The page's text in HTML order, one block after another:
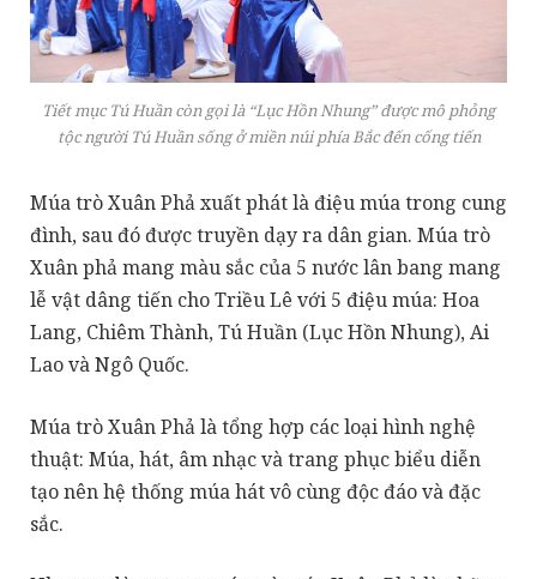
Tiết mục Tú Huần còn gọi là “Lục Hồn Nhung” được mô phỏng
tộc người Tú Huần sống ở miền núi phía Bắc đến cống tiến
Múa trò Xuân Phả xuất phát là điệu múa trong cung
đình, sau đó được truyền dạy ra dân gian. Múa trò
Xuân phả mang màu sắc của 5 nước lân bang mang
lễ vật dâng tiến cho Triều Lê với 5 điệu múa: Hoa
Lang, Chiêm Thành, Tú Huần (Lục Hồn Nhung), Ai
Lao và Ngô Quốc.
Múa trò Xuân Phả là tổng hợp các loại hình nghệ
thuật: Múa, hát, âm nhạc và trang phục biểu diễn
tạo nên hệ thống múa hát vô cùng độc đáo và đặc
sắc.